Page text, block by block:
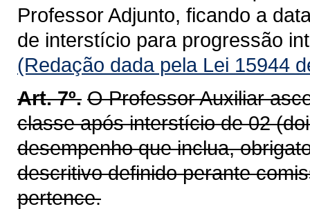
Professor Adjunto, ficando a
de interstício para progressão
(Redação dada pela Lei 15944
Art. 7º. O Professor Auxiliar
classe após interstício de 02
desempenho que inclua,
descritivo definido perante
pertence.